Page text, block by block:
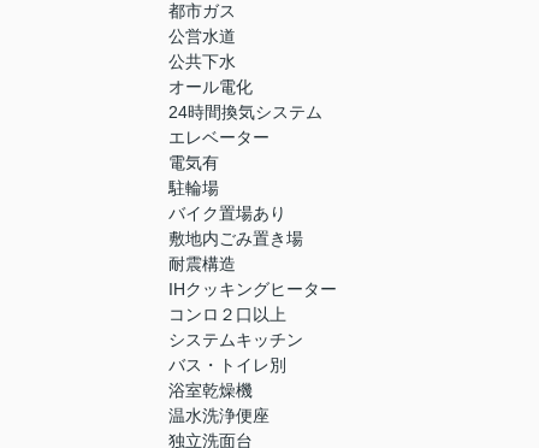
都市ガス
公営水道
公共下水
オール電化
24時間換気システム
エレベーター
電気有
駐輪場
バイク置場あり
敷地内ごみ置き場
耐震構造
IHクッキングヒーター
コンロ２口以上
システムキッチン
バス・トイレ別
浴室乾燥機
温水洗浄便座
独立洗面台